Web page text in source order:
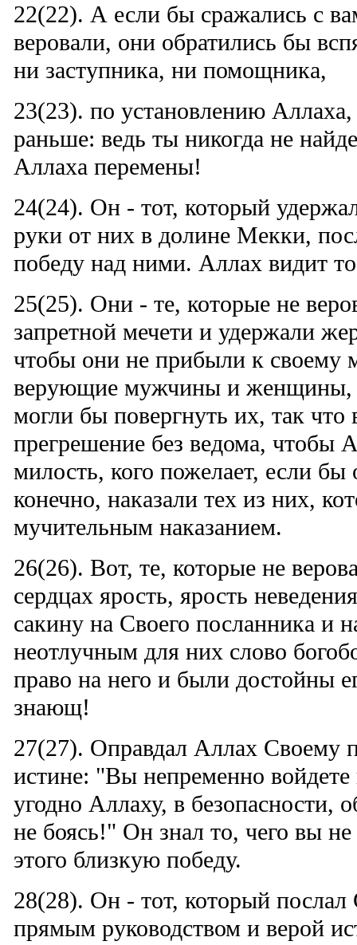
22(22). А если бы сражались с
веровали, они обратились бы
ни заступника, ни помощника,
23(23). по установлению
раньше: ведь ты никогда не
Аллаха перемены!
24(24). Он - тот, который
руки от них в долине Мекки,
победу над ними. Аллах видит
25(25). Они - те, которые не
запретной мечети и удержали
чтобы они не прибыли к своему
верующие мужчины и женщины,
могли бы повергнуть их, так что
прегрешение без ведома, чтобы
милость, кого пожелает, если
конечно, наказали тех из них,
мучительным наказанием.
26(26). Вот, те, которые не
сердцах ярость, ярость
сакину на Своего посланника и
неотлучным для них слово
право на него и были достойны
знающ!
27(27). Оправдал Аллах Своему
истине: "Вы непременно войдете
угодно Аллаху, в безопасности,
не боясь!" Он знал то, чего вы
этого близкую победу.
28(28). Он - тот, который послал
прямым руководством и верой